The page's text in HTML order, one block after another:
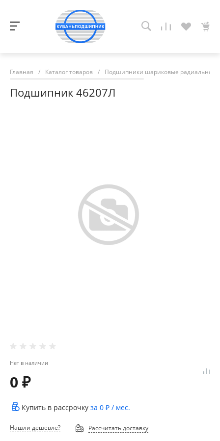
Главная / Каталог товаров / Подшипники шариковые радиально-
Подшипник 46207Л
Нет в наличии
0 ₽
Купить в рассрочку за 0 ₽ / мес.
Нашли дешевле? Рассчитать доставку